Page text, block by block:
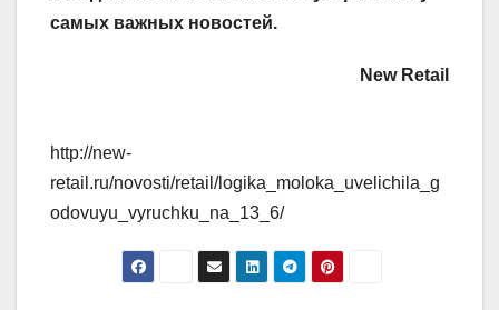
самых важных новостей.
New Retail
http://new-
retail.ru/novosti/retail/logika_moloka_uvelichila_g
odovuyu_vyruchku_na_13_6/